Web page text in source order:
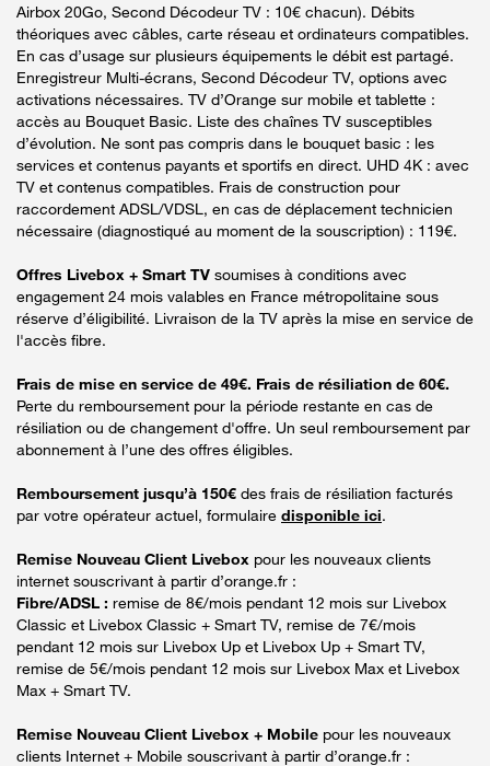
Airbox 20Go, Second Décodeur TV : 10€ chacun). Débits
théoriques avec câbles, carte réseau et ordinateurs compatibles.
En cas d’usage sur plusieurs équipements le débit est partagé.
Enregistreur Multi-écrans, Second Décodeur TV, options avec
activations nécessaires. TV d’Orange sur mobile et tablette :
accès au Bouquet Basic. Liste des chaînes TV susceptibles
d’évolution. Ne sont pas compris dans le bouquet basic : les
services et contenus payants et sportifs en direct. UHD 4K : avec
TV et contenus compatibles. Frais de construction pour
raccordement ADSL/VDSL, en cas de déplacement technicien
nécessaire (diagnostiqué au moment de la souscription) : 119€.
Offres Livebox + Smart TV soumises à conditions avec
engagement 24 mois valables en France métropolitaine sous
réserve d’éligibilité. Livraison de la TV après la mise en service de
l'accès fibre.
Frais de mise en service de 49€. Frais de résiliation de 60€.
Perte du remboursement pour la période restante en cas de
résiliation ou de changement d'offre. Un seul remboursement par
abonnement à l’une des offres éligibles.
Remboursement jusqu’à 150€ des frais de résiliation facturés
par votre opérateur actuel, formulaire disponible ici.
Remise Nouveau Client Livebox pour les nouveaux clients
internet souscrivant à partir d’orange.fr :
Fibre/ADSL : remise de 8€/mois pendant 12 mois sur Livebox
Classic et Livebox Classic + Smart TV, remise de 7€/mois
pendant 12 mois sur Livebox Up et Livebox Up + Smart TV,
remise de 5€/mois pendant 12 mois sur Livebox Max et Livebox
Max + Smart TV.
Remise Nouveau Client Livebox + Mobile pour les nouveaux
clients Internet + Mobile souscrivant à partir d’orange.fr :